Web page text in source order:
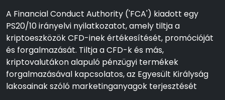
A Financial Conduct Authority ('FCA') kiadott egy
PS20/10 irányelvi nyilatkozatot, amely tiltja a
kriptoeszközök CFD-inek értékesítését, promócióját
és forgalmazását. Tiltja a CFD-k és más,
kriptovalutákon alapuló pénzügyi termékek
forgalmazásával kapcsolatos, az Egyesült Királyság
lakosainak szóló marketinganyagok terjesztését